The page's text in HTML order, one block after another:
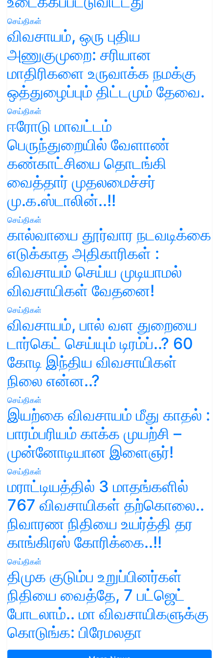
செய்திகள்
விவசாயம், ஒரு புதிய
அணுகுமுறை: சரியான
மாதிரிகளை உருவாக்க நமக்கு
ஒத்துழைப்பும் திட்டமும் தேவை.
செய்திகள்
ஈரோடு மாவட்டம்
பெருந்துறையில் வேளாண்
கண்காட்சியை தொடங்கி
வைத்தார் முதலமைச்சர்
மு.க.ஸ்டாலின்..!!
செய்திகள்
கால்வாயை தூர்வார நடவடிக்கை
எடுக்காத அதிகாரிகள் :
விவசாயம் செய்ய முடியாமல்
விவசாயிகள் வேதனை!
செய்திகள்
விவசாயம், பால் வள துறையை
டார்கெட் செய்யும் டிரம்ப்..? 60
கோடி இந்திய விவசாயிகள்
நிலை என்ன..?
செய்திகள்
இயற்கை விவசாயம் மீது காதல் :
பாரம்பரியம் காக்க முயற்சி –
முன்னோடியான இளைஞர்!
செய்திகள்
மராட்டியத்தில் 3 மாதங்களில்
767 விவசாயிகள் தற்கொலை..
நிவாரண நிதியை உயர்த்தி தர
காங்கிரஸ் கோரிக்கை..!!
செய்திகள்
திமுக குடும்ப உறுப்பினர்கள்
நிதியை வைத்தே, 7 பட்ஜெட்
போடலாம்.. மா விவசாயிகளுக்கு
கொடுங்க: பிரேமலதா